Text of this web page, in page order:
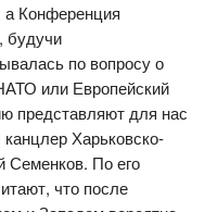
а Конференция
будучи
по вопросу о
или Европейский
представляют для нас
Харьковско-
Семенков. По его
что после